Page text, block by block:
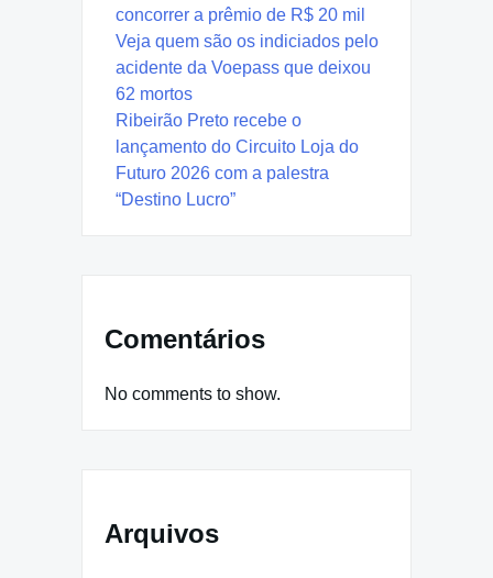
concorrer a prêmio de R$ 20 mil
Veja quem são os indiciados pelo
acidente da Voepass que deixou
62 mortos
Ribeirão Preto recebe o
lançamento do Circuito Loja do
Futuro 2026 com a palestra
“Destino Lucro”
Comentários
No comments to show.
Arquivos